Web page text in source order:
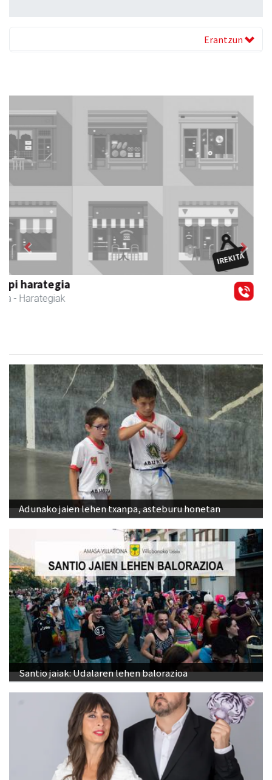
Erantzun
Barn trasteleku eta biltegi txikien alokairua
Urnieta - Trastelekuak
Previous
Adunako jaien lehen txanpa, asteburu honetan
Santio jaiak: Udalaren lehen balorazioa